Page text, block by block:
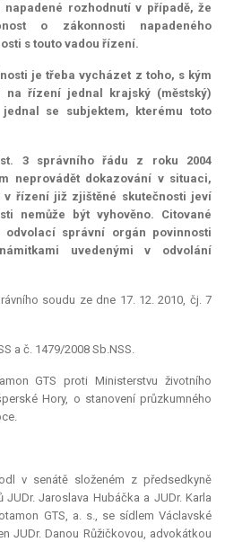
rozhodnutí v případě, že
o zákonnosti napadeného
s touto vadou řízení.
je třeba vycházet z toho, s kým
na řízení jednal krajský (městský)
se subjektem, kterému toto
3 správního řádu z roku 2004
neprovádět dokazování v situaci,
řízení již zjištěné skutečnosti jeví
nemůže být vyhověno. Citované
odvolací správní orgán povinnosti
uvedenými v odvolání
soudu ze dne 17. 12. 2010, čj. 7
a č. 1479/2008 Sb.NSS.
GTS proti Ministerstvu životního
Hory, o stanovení průzkumného
v senátě složeném z předsedkyně
Jaroslava Hubáčka a JUDr. Karla
GTS, a. s., se sídlem Václavské
JUDr. Danou Růžičkovou, advokátkou